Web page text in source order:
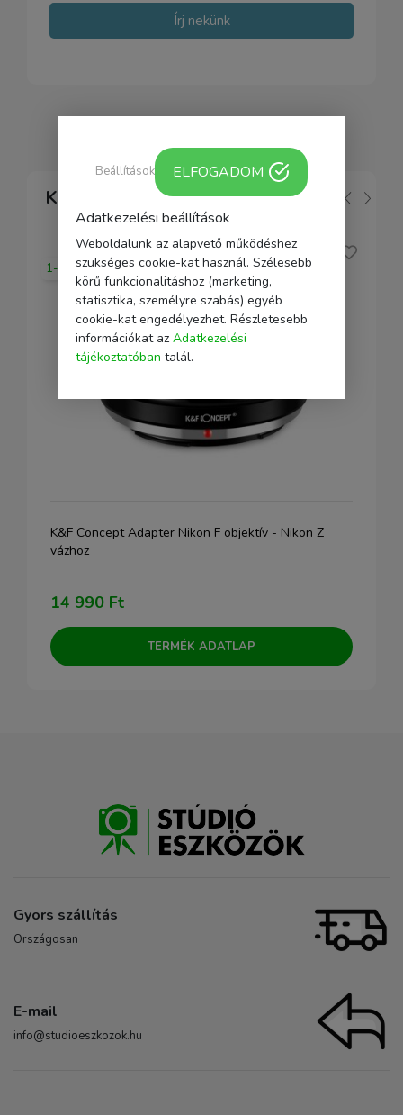
Írj nekünk
Kapcsolódó
1-2 nap
K&F Concept Adapter Nikon F objektív - Nikon Z
vázhoz
14 990 Ft
TERMÉK ADATLAP
Gyors szállítás
Országosan
E-mail
info@studioeszkozok.hu
Adatkezelési beállítások
Weboldalunk az alapvető működéshez
szükséges cookie-kat használ. Szélesebb
körű funkcionalitáshoz (marketing,
statisztika, személyre szabás) egyéb
cookie-kat engedélyezhet. Részletesebb
információkat az Adatkezelési
tájékoztatóban talál.
Beállítások ELFOGADOM